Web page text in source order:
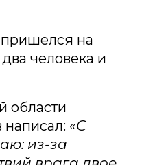
на
человека и
области
«С
из-за